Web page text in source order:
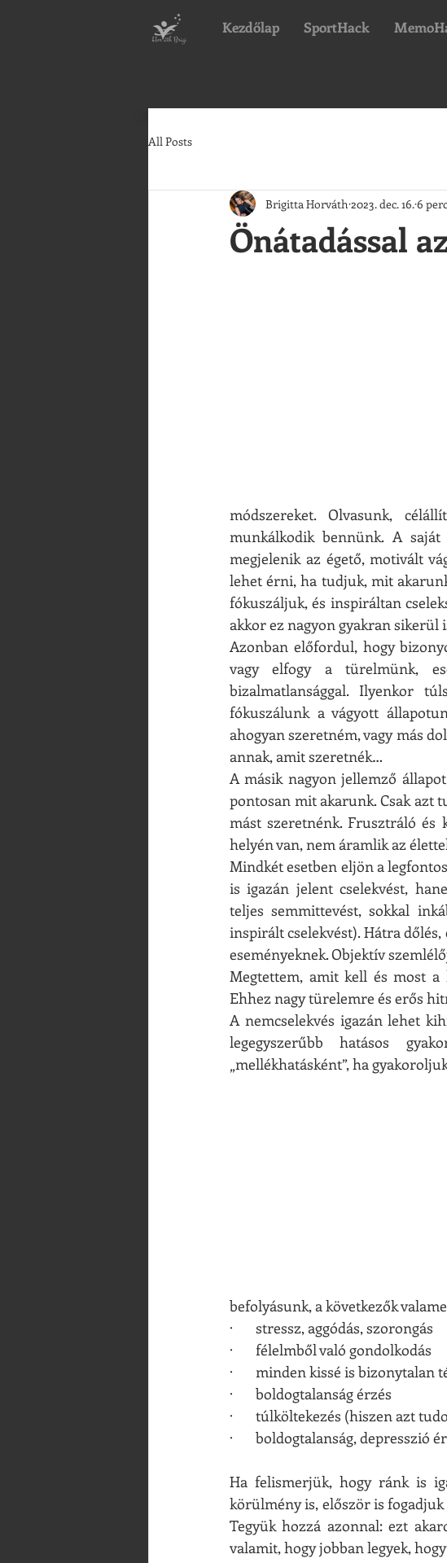
Kezdőlap SportHack
All Posts
Önátadással
Brigitta Horváth 2023. dec. 16.6
módszereket. Olvasunk,
munkálkodik bennünk. A
megjelenik az égető, motivált
lehet érni, ha tudjuk, mit
fókuszáljuk, és inspiráltan
akkor ez nagyon gyakran sikerül
Azonban előfordul, hogy
vagy elfogy a türelmünk,
bizalmatlansággal. Ilyenkor
fókuszálunk a vágyott
ahogyan szeretném, vagy más
annak, amit szeretnék…
A másik nagyon jellemző
pontosan mit akarunk. Csak azt
mást szeretnénk. Frusztráló
helyén van, nem áramlik az
Mindkét esetben eljön a
is igazán jelent cselekvést,
teljes semmittevést, sokkal
inspirált cselekvést). Hátra
eseményeknek. Objektív
Megtettem, amit kell és most a
Ehhez nagy türelemre és erős
A nemcselekvés igazán lehet
legegyszerűbb hatásos
„mellékhatásként”, ha
befolyásunk, a következők
·       stressz, aggódás, szorongás
·       félelmből való gondolkodás
·       minden kissé is
·       boldogtalanság érzés
·       túlköltekezés (hiszen azt
·       boldogtalanság, depresszió
Ha felismerjük, hogy ránk is
körülmény is, először is fogadjuk
Tegyük hozzá azonnal: ezt
valamit, hogy jobban legyek,